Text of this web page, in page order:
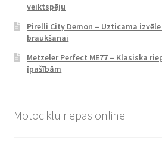
veiktspēju
Pirelli City Demon – Uzticama
braukšanai
Metzeler Perfect ME77 – Klasiska
īpašībām
Motociklu riepas online